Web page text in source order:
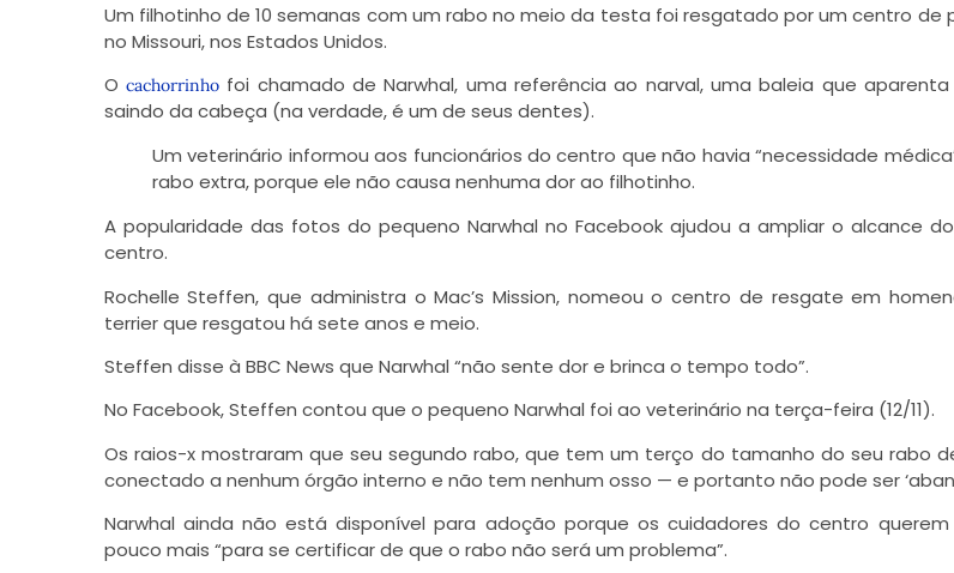
Um filhotinho de 10 semanas com um rabo no meio da testa foi resgatado por um centro de
no Missouri, nos Estados Unidos.
Ocachorrinho foi chamado de Narwhal, uma referência ao narval, uma baleia que
saindo da cabeça (na verdade, é um de seus dentes).
Um veterinário informou aos funcionários do centro que não havia “necessidade
rabo extra, porque ele não causa nenhuma dor ao filhotinho.
A popularidade das fotos do pequeno Narwhal no Facebook ajudou a ampliar o alcance
centro.
Rochelle Steffen, que administra o Mac’s Mission, nomeou o centro de resgate em
terrier que resgatou há sete anos e meio.
Steffen disse à BBC News que Narwhal “não sente dor e brinca o tempo todo”.
No Facebook, Steffen contou que o pequeno Narwhal foi ao veterinário na terça-feira (12/11).
Os raios-x mostraram que seu segundo rabo, que tem um terço do tamanho do seu rabo
conectado a nenhum órgão interno e não tem nenhum osso — e portanto não pode ser
Narwhal ainda não está disponível para adoção porque os cuidadores do centro
pouco mais “para se certificar de que o rabo não será um problema”.